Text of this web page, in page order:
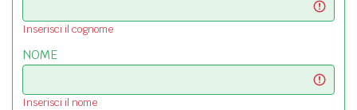
Inserisci il cognome
NOME
Inserisci il nome